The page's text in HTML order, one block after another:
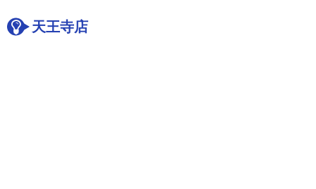
天王寺店